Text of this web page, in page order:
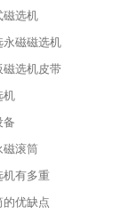
磁选机
永磁磁选机
磁选机皮带
机
备
磁滚筒
机有多重
的优缺点